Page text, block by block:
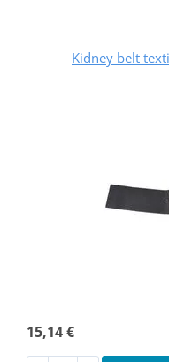
Kidney belt
15,14 €